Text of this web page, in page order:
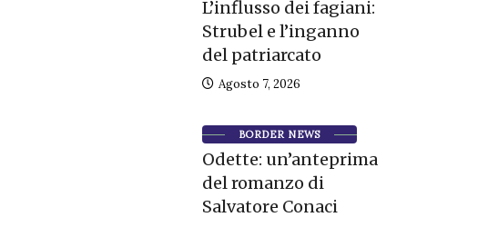
L’influsso dei fagiani:
Strubel e l’inganno
del patriarcato
Agosto 7, 2026
BORDER NEWS
Odette: un’anteprima
del romanzo di
Salvatore Conaci